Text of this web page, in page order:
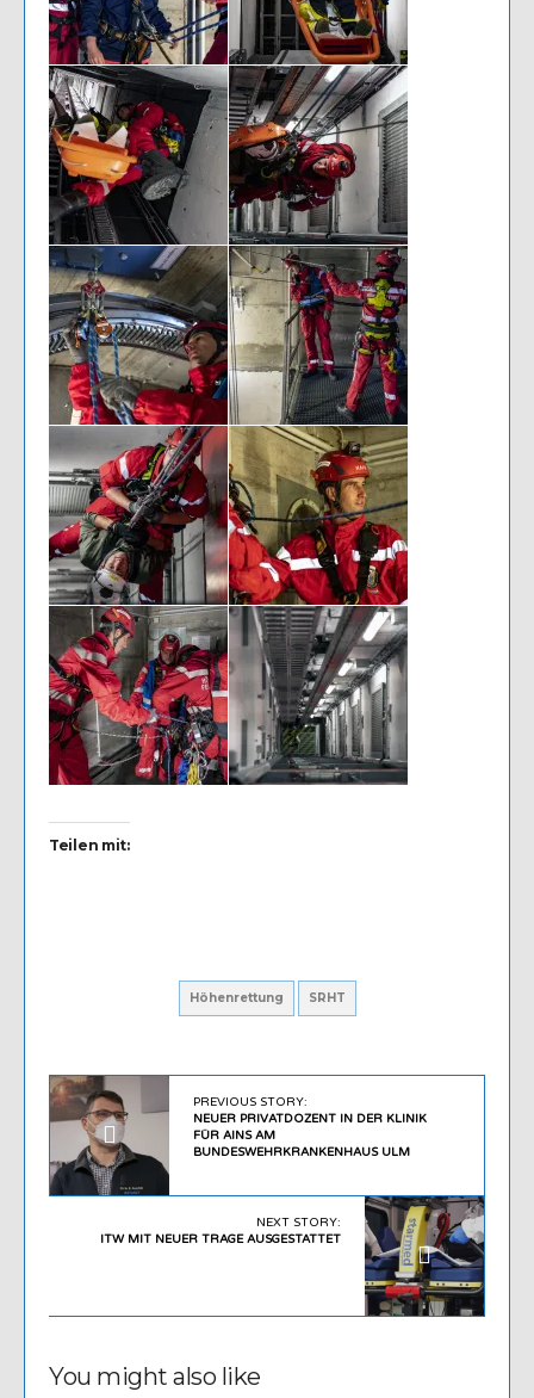
Teilen mit:
Höhenrettung SRHT
PREVIOUS STORY:
NEUER PRIVATDOZENT IN DER KLINIK
FÜR AINS AM
BUNDESWEHRKRANKENHAUS ULM
NEXT STORY:
ITW MIT NEUER TRAGE AUSGESTATTET
You might also like